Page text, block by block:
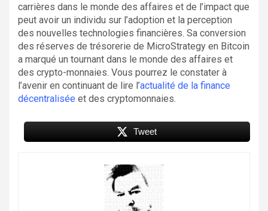
carrières dans le monde des affaires et de l’impact que
peut avoir un individu sur l’adoption et la perception
des nouvelles technologies financières. Sa conversion
des réserves de trésorerie de MicroStrategy en Bitcoin
a marqué un tournant dans le monde des affaires et
des crypto-monnaies. Vous pourrez le constater à
l’avenir en continuant de lire l’actualité de la finance
décentralisée et des cryptomonnaies.
Tweet